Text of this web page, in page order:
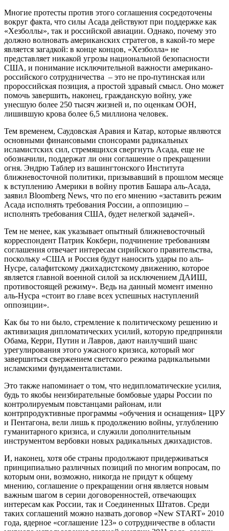
Многие протесты против этого соглашения сосредоточены
вокруг факта, что силы Асада действуют при поддержке как
«Хезболлы», так и российской авиации. Однако, почему это
должно волновать американских стратегов, в какой-то мере
является загадкой: в конце концов, «Хезболла» не
представляет никакой угрозы национальной безопасности
США, и понимание исключительной важности американо-
российского сотрудничества – это не про-путинская или
пророссийская позиция, а простой здравый смысл. Оно может
помочь завершить, наконец, гражданскую войну, уже
унесшую более 250 тысяч жизней и, по оценкам ООН,
лишившую крова более 6,5 миллиона человек.
Тем временем, Саудовская Аравия и Катар, которые являются
основными финансовыми спонсорами радикальных
исламистских сил, стремящихся свергнуть Асада, еще не
обозначили, поддержат ли они соглашение о прекращении
огня. Эндрю Таблер из вашингтонского Института
ближневосточной политики, призывавший в прошлом месяце
к вступлению Америки в войну против Башара аль-Асада,
заявил Bloomberg News, что по его мнению «заставить режим
Асада исполнять требования России, а оппозицию –
исполнять требования США, будет нелегкой задачей».
Тем не менее, как указывает опытный ближневосточный
корреспондент Патрик Кокберн, подчинение требованиям
соглашения отвечает интересам сирийского правительства,
поскольку «США и Россия будут наносить удары по аль-
Нусре, салафитскому джихадистскому движению, которое
является главной военной силой за исключением ДАИШ,
противостоящей режиму». Ведь на данный момент именно
аль-Нусра «стоит во главе всех успешных наступлений
оппозиции».
Как бы то ни было, стремление к политическому решению и
активизация дипломатических усилий, которую предприняли
Обама, Керри, Путин и Лавров, дают наилучший шанс
урегулирования этого ужасного кризиса, который мог
завершиться свержением светского режима радикальными
исламскими фундаменталистами.
Это также напоминает о том, что недипломатические усилия,
будь то якобы неизбирательные бомбовые удары России по
контролируемым повстанцами районам, или
контрпродуктивные программы «обучения и оснащения» ЦРУ
и Пентагона, вели лишь к продолжению войны, углублению
гуманитарного кризиса, и служили дополнительным
инструментом вербовки новых радикальных джихадистов.
И, наконец, хотя обе страны продолжают придерживаться
принципиально различных позиций по многим вопросам, по
которым они, возможно, никогда не придут к общему
мнению, соглашение о прекращении огня является новым
важным шагом в серии договоренностей, отвечающих
интересам как России, так и Соединенных Штатов. Среди
таких соглашений можно назвать договор «New START» 2010
года, ядерное «соглашение 123» о сотрудничестве в области